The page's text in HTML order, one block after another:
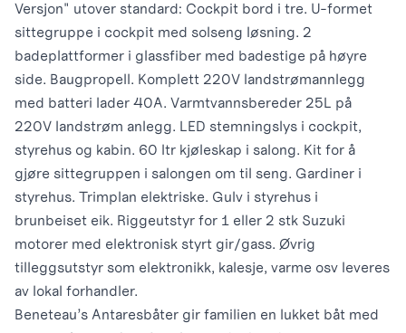
Versjon" utover standard: Cockpit bord i tre. U-formet
sittegruppe i cockpit med solseng løsning. 2
badeplattformer i glassfiber med badestige på høyre
side. Baugpropell. Komplett 220V landstrømannlegg
med batteri lader 40A. Varmtvannsbereder 25L på
220V landstrøm anlegg. LED stemningslys i cockpit,
styrehus og kabin. 60 ltr kjøleskap i salong. Kit for å
gjøre sittegruppen i salongen om til seng. Gardiner i
styrehus. Trimplan elektriske. Gulv i styrehus i
brunbeiset eik. Riggeutstyr for 1 eller 2 stk Suzuki
motorer med elektronisk styrt gir/gass. Øvrig
tilleggsutstyr som elektronikk, kalesje, varme osv leveres
av lokal forhandler.
Beneteau’s Antaresbåter gir familien en lukket båt med